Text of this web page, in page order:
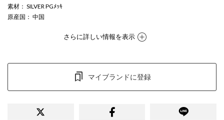
素材 ： SILVER PGﾒｯｷ
原産国 ： 中国
さらに詳しい情報を表示
マイブランドに登録